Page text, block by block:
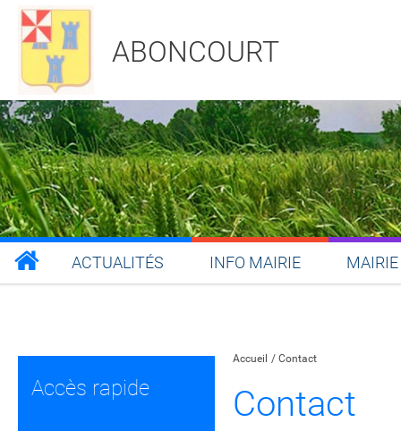
ABONCOURT
ACTUALITÉS INFO MAIRIE MAIRIE
Accueil Contact
Contact
Accès rapide